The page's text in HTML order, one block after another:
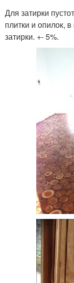
Для затирки
плитки и опилок,
затирки. +- 5%.